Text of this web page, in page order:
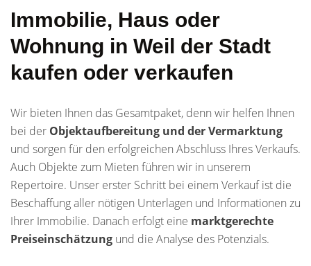
Immobilie, Haus oder
Wohnung in Weil der Stadt
kaufen oder verkaufen
Wir bieten Ihnen das Gesamtpaket, denn wir helfen Ihnen
bei der Objektaufbereitung und der Vermarktung
und sorgen für den erfolgreichen Abschluss Ihres Verkaufs.
Auch Objekte zum Mieten führen wir in unserem
Repertoire. Unser erster Schritt bei einem Verkauf ist die
Beschaffung aller nötigen Unterlagen und Informationen zu
Ihrer Immobilie. Danach erfolgt eine marktgerechte
Preiseinschätzung und die Analyse des Potenzials.